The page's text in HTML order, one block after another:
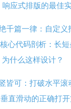
响应式排版的最佳
千篇一律：自定
心代码剖析：长
什么这样设计？
皆可：打破水平滚
直滑动的正确打